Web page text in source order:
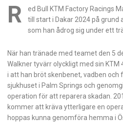
R
ed Bull KTM Factory Racings
till start i Dakar 2024 på grund
som han ådrog sig under ett
När han tränade med teamet den 5
Walkner tyvärr olyckligt med sin KTM
i att han bröt skenbenet, vadben och
sjukhuset i Palm Springs och
operation för att reparera skadan.
kommer att kräva ytterligare en
hoppas kunna genomföra hemma i